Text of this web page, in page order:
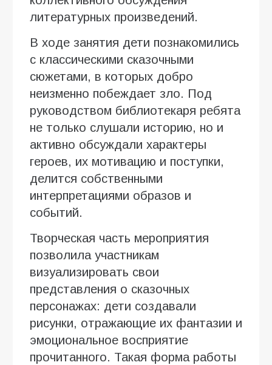
литературных произведений.
В ходе занятия дети познакомились
с классическими сказочными
сюжетами, в которых добро
неизменно побеждает зло. Под
руководством библиотекаря ребята
не только слушали историю, но и
активно обсуждали характеры
героев, их мотивацию и поступки,
делится собственными
интерпретациями образов и
событий.
Творческая часть мероприятия
позволила участникам
визуализировать свои
представления о сказочных
персонажах: дети создавали
рисунки, отражающие их фантазии и
эмоциональное восприятие
прочитанного. Такая форма работы